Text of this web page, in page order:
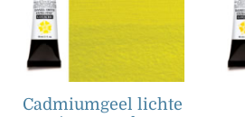
Cadmiumgeel lichte